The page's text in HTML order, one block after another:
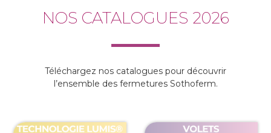
NOS CATALOGUES 2026
Téléchargez nos catalogues pour découvrir
l’ensemble des fermetures Sothoferm.